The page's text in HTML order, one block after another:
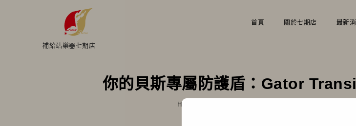
補給站樂器七期店
首頁 關於七期店 最新
你的貝斯專屬防護盾：Gator
Home 你的貝斯專屬